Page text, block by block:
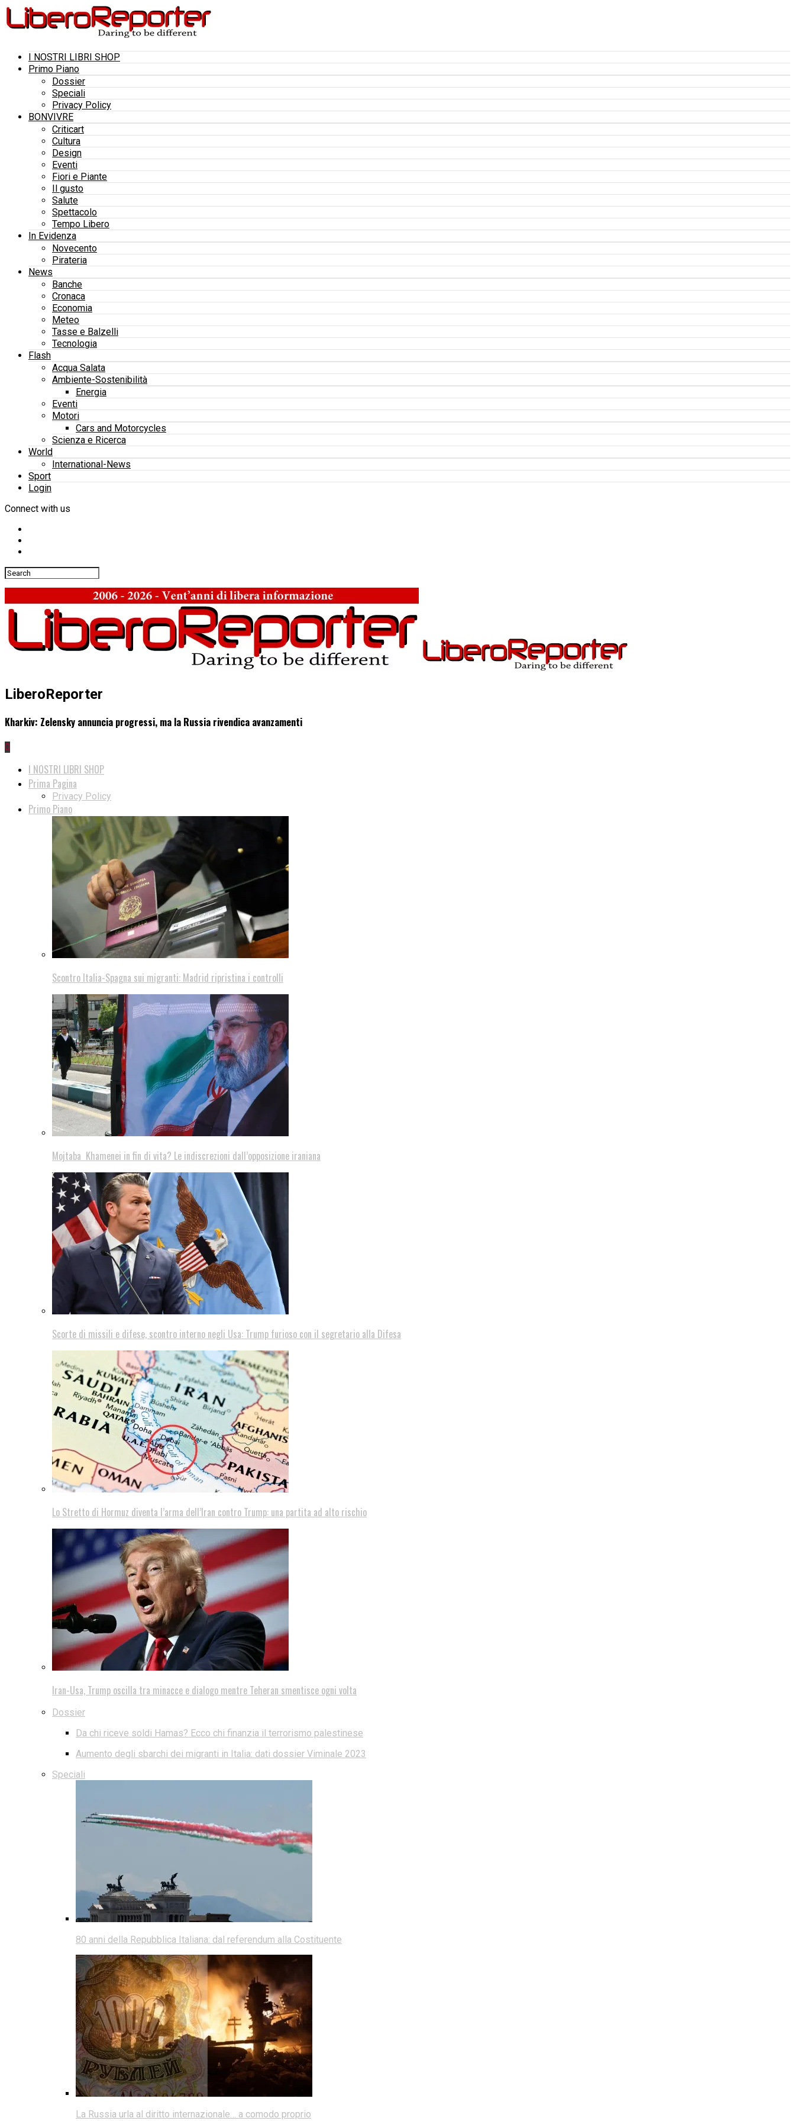
I NOSTRI LIBRI SHOP
Primo Piano
Dossier
Speciali
Privacy Policy
BONVIVRE
Criticart
Cultura
Design
Eventi
Fiori e Piante
Il gusto
Salute
Spettacolo
Tempo Libero
In Evidenza
Novecento
Pirateria
News
Banche
Cronaca
Economia
Meteo
Tasse e Balzelli
Tecnologia
Flash
Acqua Salata
Ambiente-Sostenibilità
Energia
Eventi
Motori
Cars and Motorcycles
Scienza e Ricerca
World
International-News
Sport
Login
Connect with us
LiberoReporter
Kharkiv: Zelensky annuncia progressi, ma la Russia rivendica avanzamenti
0
I NOSTRI LIBRI SHOP
Prima Pagina
Privacy Policy
Primo Piano
Scontro Italia-Spagna sui migranti: Madrid ripristina i controlli
Mojtaba Khamenei in fin di vita? Le indiscrezioni dall’opposizione iraniana
Scorte di missili e difese, scontro interno negli Usa: Trump furioso con il segretario alla Difesa
Lo Stretto di Hormuz diventa l’arma dell’Iran contro Trump: una partita ad alto rischio
Iran-Usa, Trump oscilla tra minacce e dialogo mentre Teheran smentisce ogni volta
Dossier
Da chi riceve soldi Hamas? Ecco chi finanzia il terrorismo palestinese
Aumento degli sbarchi dei migranti in Italia: dati dossier Viminale 2023
Speciali
80 anni della Repubblica Italiana: dal referendum alla Costituente
La Russia urla al diritto internazionale… a comodo proprio